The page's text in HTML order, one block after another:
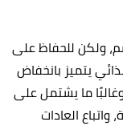
ولكن للحفاظ على
يتميز بانخفاض
وغالبًا ما يشتمل على
العادات